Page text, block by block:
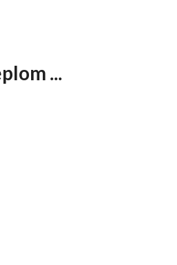
...